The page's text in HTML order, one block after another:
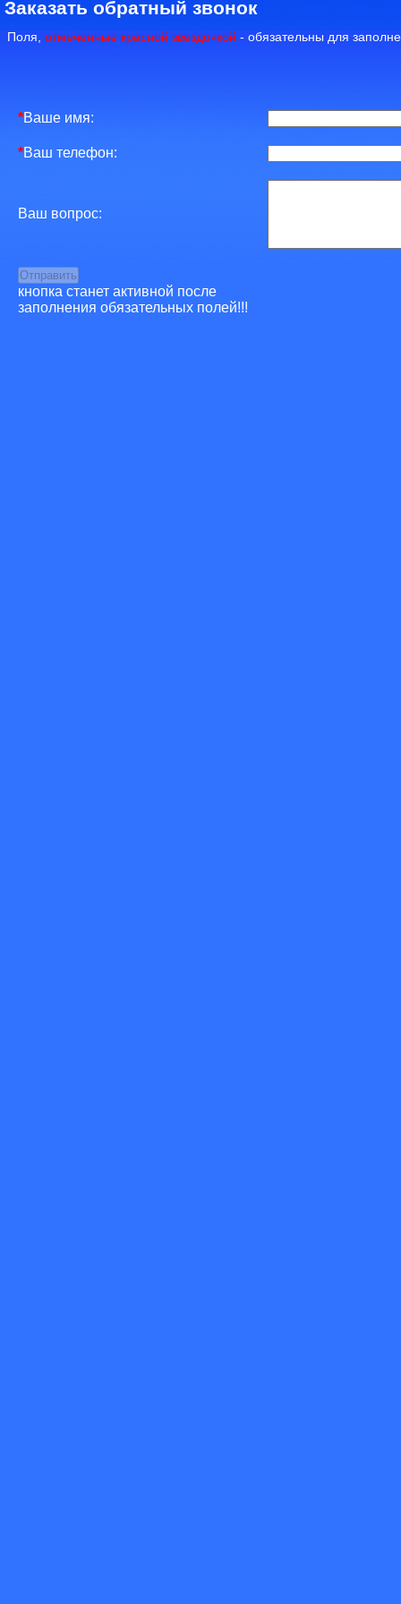
Заказать обратный звонок
Поля, отмеченные красной звездочкой - обязательны для
*Ваше имя:
*Ваш телефон:
Ваш вопрос:
кнопка станет активной после
заполнения обязательных полей!!!